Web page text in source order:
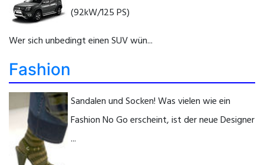
(92kW/125 PS)
Wer sich unbedingt einen SUV wün...
Fashion
Sandalen und Socken! Was vielen wie ein
Fashion No Go erscheint, ist der neue Designer
...